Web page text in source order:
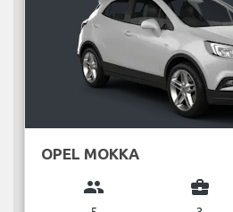
OPEL MOKKA
group business_center